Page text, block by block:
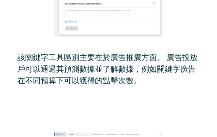
該關鍵字工具區別主要在於廣告推廣方面。 廣告投放
戶可以通過其預測數據並了解數據，例如關鍵字廣告
在不同預算下可以獲得的點擊次數。